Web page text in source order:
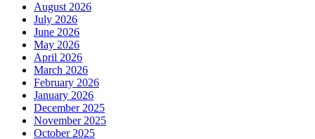
August 2026
July 2026
June 2026
May 2026
April 2026
March 2026
February 2026
January 2026
December 2025
November 2025
October 2025